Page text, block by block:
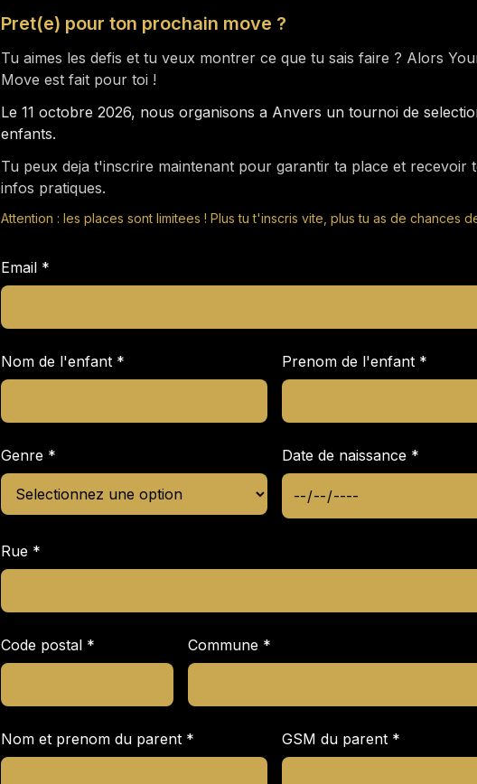
Pret(e) pour ton prochain move ?
Tu aimes les defis et tu veux montrer ce que tu sais faire ? Alors
Move est fait pour toi !
Le 11 octobre 2026, nous organisons a Anvers un tournoi de
enfants.
Tu peux deja t'inscrire maintenant pour garantir ta place et recevoir
infos pratiques.
Attention : les places sont limitees ! Plus tu t'inscris vite, plus tu as de chances
Email *
Nom de l'enfant * Prenom de l'enfant *
Genre * Date de naissance *
Rue *
Code postal * Commune *
Nom et prenom du parent * GSM du parent *